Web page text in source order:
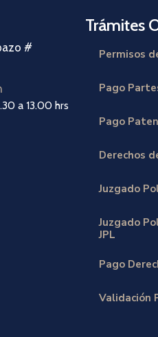
#
a 13.00 hrs
Trámites
Permisos
Pago
Pago
Derechos
Juzgado
Juzgado
JPL
Pago
Validación